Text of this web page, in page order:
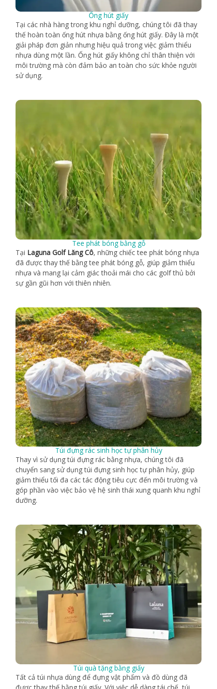
Ống hút giấy
Tại các nhà hàng trong khu nghỉ dưỡng, chúng tôi đã thay
thế hoàn toàn ống hút nhựa bằng ống hút giấy. Đây là một
giải pháp đơn giản nhưng hiệu quả trong việc giảm thiểu
nhựa dùng một lần. Ống hút giấy không chỉ thân thiện với
môi trường mà còn đảm bảo an toàn cho sức khỏe người
sử dụng.
Tee phát bóng bằng gỗ
Tại Laguna Golf Lăng Cô, những chiếc tee phát bóng nhựa
đã được thay thế bằng tee phát bóng gỗ, giúp giảm thiểu
nhựa và mang lại cảm giác thoải mái cho các golf thủ bởi
sự gần gũi hơn với thiên nhiên.
Túi đựng rác sinh học tự phân hủy
Thay vì sử dụng túi đựng rác bằng nhựa, chúng tôi đã
chuyển sang sử dụng túi đựng sinh học tự phân hủy, giúp
giảm thiểu tối đa các tác động tiêu cực đến môi trường và
góp phần vào việc bảo vệ hệ sinh thái xung quanh khu nghỉ
dưỡng.
Túi quà tặng bằng giấy
Tất cả túi nhựa dùng để đựng vật phẩm và đồ dùng đã
được thay thế bằng túi giấy. Với việc dễ dàng tái chế, túi